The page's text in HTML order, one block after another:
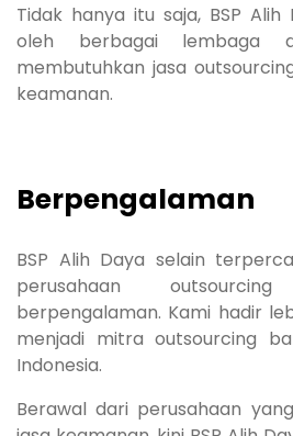
Tidak hanya itu saja, BSP
oleh berbagai lembaga
membutuhkan jasa
keamanan.
Berpengalaman
BSP Alih Daya selain
perusahaan
berpengalaman. Kami hadir
menjadi mitra outsourcing
Indonesia.
Berawal dari perusahaan